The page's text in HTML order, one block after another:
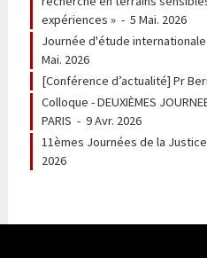
expériences »- 5 Mai. 2026
Journée d'étude
Mai. 2026
[Conférence d’actualité] Pr
Colloque - DEUXIÈMES
PARIS - 9 Avr. 2026
11èmes Journées de la
2026